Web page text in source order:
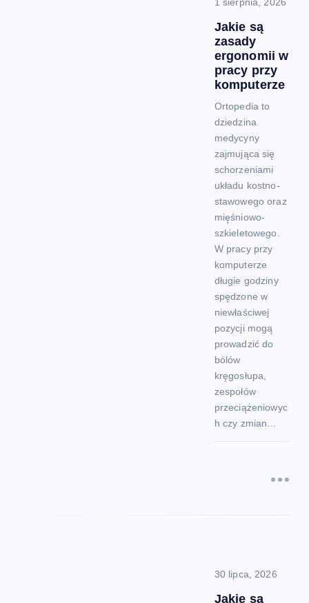
Jakie są
zasady
ergonomii w
pracy przy
komputerze
Ortopedia to
dziedzina
medycyny
zajmująca się
schorzeniami
układu kostno-
stawowego oraz
mięśniowo-
szkieletowego.
W pracy przy
komputerze
długie godziny
spędzone w
niewłaściwej
pozycji mogą
prowadzić do
bólów
kręgosłupa,
zespołów
przeciążeniowyc
h czy zmian…
30 lipca, 2026
Jakie są